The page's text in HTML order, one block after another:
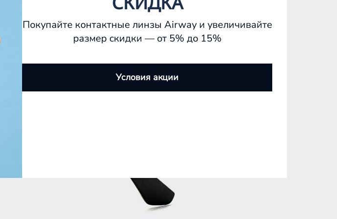
Покупайте контактные линзы Airway и увеличивайте
размер скидки — от 5% до 15%
Условия акции